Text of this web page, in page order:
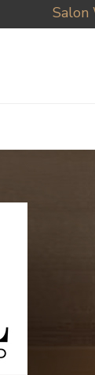
Salon